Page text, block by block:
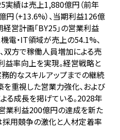
実績は売上1,880億円（前年
円（+13.6%）、当期利益126億
経営計画「BY25」の営業利益
電・IT領域が売上の54.1%、
双方で稼働人員増加による売
益率向上を実現。経営戦略と
的なスキルアップまでの継続
重視した営業力強化、および
る成長を掲げている。2028年
業利益200億円の達成を新た
採用競争の激化と人材定着率